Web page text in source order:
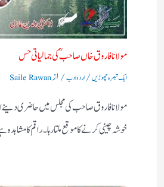
مولانا فاروق خاں صاحبؒ کی جمالیاتی حس
ایک تبصرہ چھوڑیں/اردو ادب/ ازSaile Rawan
مولانا فاروق صاحب کی مجلس میں حاضری
خوشہ چینی کرنے کا موقع ملتا رہا۔ راقم کا